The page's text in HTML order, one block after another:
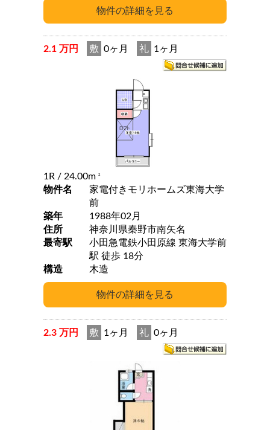
2.1 万円 敷 0ヶ月 礼 1ヶ月
1R / 24.00m 2
物件名
家電付きモリホームズ東海大学
前
築年
1988年02月
住所
神奈川県秦野市南矢名
最寄駅
小田急電鉄小田原線 東海大学前
駅 徒歩 18分
構造
木造
2.3 万円 敷 1ヶ月 礼 0ヶ月